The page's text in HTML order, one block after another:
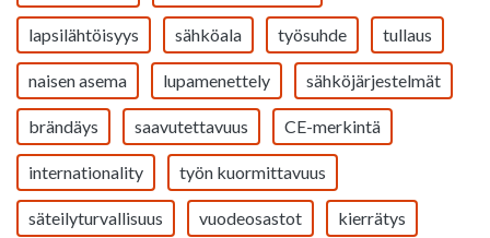
lapsilähtöisyys sähköala työsuhde tullaus
naisen asema lupamenettely sähköjärjestelmät
brändäys saavutettavuus CE-merkintä
internationality työn kuormittavuus
säteilyturvallisuus vuodeosastot kierrätys